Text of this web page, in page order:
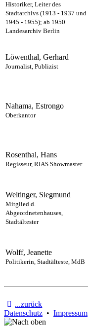
Historiker, Leiter des
Stadtarchivs (1913 - 1937 und
1945 - 1955); ab 1950
Landesarchiv Berlin
Löwenthal, Gerhard
Journalist, Publizist
Nahama, Estrongo
Oberkantor
Rosenthal, Hans
Regisseur, RIAS Showmaster
Weltinger, Siegmund
Mitglied d.
Abgeordnetenhauses,
Stadtältester
Wolff, Jeanette
Politikerin, Stadtälteste, MdB
...zurück
Datenschutz • Impressum